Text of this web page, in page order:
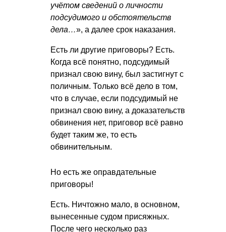
учётом сведений о личности
подсудимого и обстоятельств
дела…», а далее срок наказания.
Есть ли другие приговоры? Есть.
Когда всё понятно, подсудимый
признал свою вину, был застигнут с
поличным. Только всё дело в том,
что в случае, если подсудимый не
признал свою вину, а доказательств
обвинения нет, приговор всё равно
будет таким же, то есть
обвинительным.
Но есть же оправдательные
приговоры!
Есть. Ничтожно мало, в основном,
вынесенные судом присяжных.
После чего несколько раз